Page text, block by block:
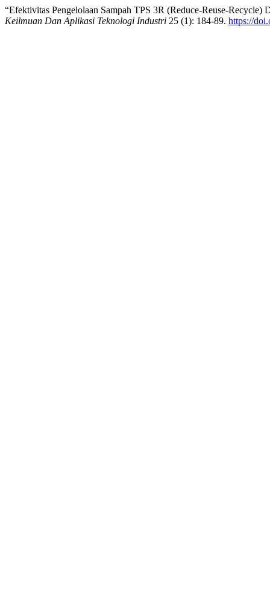
“Efektivitas Pengelolaan Sampah TPS 3R (Reduce-Reuse-
Keilmuan Dan Aplikasi Teknologi Industri 25 (1): 184-89. https://